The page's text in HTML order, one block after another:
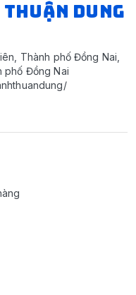
DUNG
Thành phố Đồng Nai,
phố Đồng Nai